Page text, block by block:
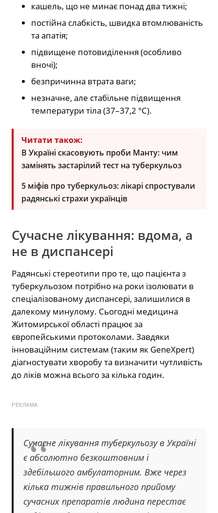
кашель, що не минає понад два тижні;
постійна слабкість, швидка втомлюваність
та апатія;
підвищене потовиділення (особливо
вночі);
безпричинна втрата ваги;
незначне, але стабільне підвищення
температури тіла (37–37,2 °C).
Читати також:
В Україні скасовують проби Манту: чим
замінять застарілий тест на туберкульоз
5 міфів про туберкульоз: лікарі спростували
радянські страхи українців
Сучасне лікування: вдома, а
не в диспансері
Радянські стереотипи про те, що пацієнта з
туберкульозом потрібно на роки ізолювати в
спеціалізованому диспансері, залишилися в
далекому минулому. Сьогодні медицина
Житомирської області працює за
європейськими протоколами. Завдяки
інноваційним системам (таким як GeneXpert)
діагностувати хворобу та визначити чутливість
до ліків можна всього за кілька годин.
РЕКЛАМА
Сучасне лікування туберкульозу в Україні
є абсолютно безкоштовним і
здебільшого амбулаторним. Вже через
кілька тижнів правильного прийому
сучасних препаратів людина перестає